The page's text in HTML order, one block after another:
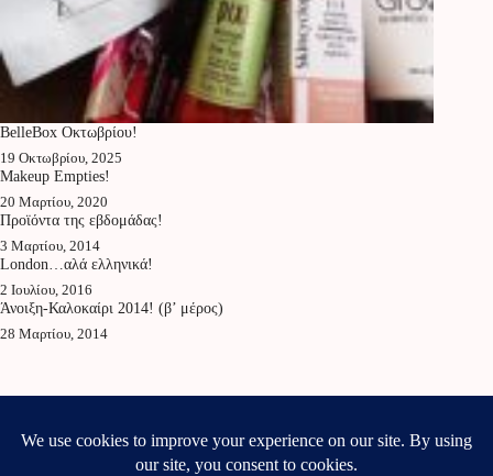
BelleBox Οκτωβρίου!
19 Οκτωβρίου, 2025
Makeup Empties!
20 Μαρτίου, 2020
Προϊόντα της εβδομάδας!
3 Μαρτίου, 2014
London…αλά ελληνικά!
2 Ιουλίου, 2016
Άνοιξη-Καλοκαίρι 2014! (β’ μέρος)
28 Μαρτίου, 2014